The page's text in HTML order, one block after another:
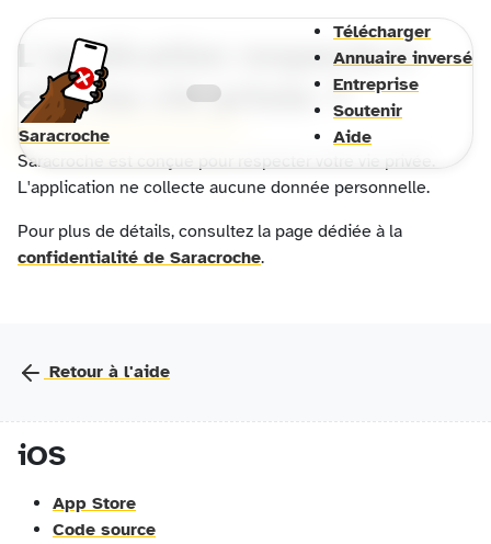
Saracroche
Télécharger
Annuaire inversé
Entreprise
Soutenir
Aide
L'application respecte-t-
elle ma vie privée ?
Saracroche est conçue pour respecter votre vie privée.
L'application ne collecte aucune donnée personnelle.
Pour plus de détails, consultez la page dédiée à la
confidentialité de Saracroche.
Retour à l'aide
iOS
App Store
Code source